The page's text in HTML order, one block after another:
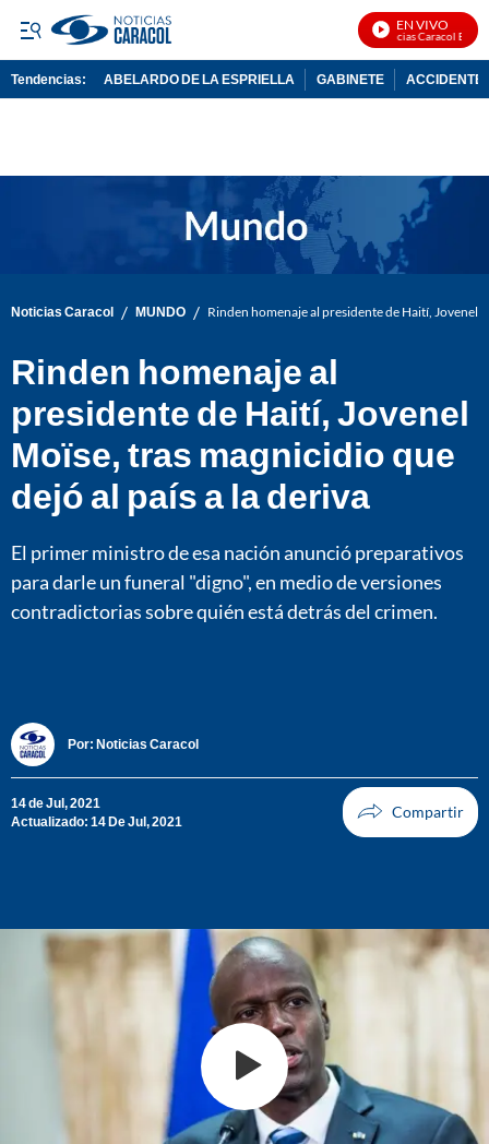
EN VIVO
Noticias Caracol En Vivo
Tendencias: ABELARDO DE LA ESPRIELLA GABINETE ACCIDENTE
Noticias Caracol / MUNDO / Rinden homenaje al presidente de Haití, Jovenel
Rinden homenaje al
presidente de Haití, Jovenel
Moïse, tras magnicidio que
dejó al país a la deriva
El primer ministro de esa nación anunció preparativos
para darle un funeral "digno", en medio de versiones
contradictorias sobre quién está detrás del crimen.
Por: Noticias Caracol
14 de Jul, 2021
Actualizado: 14 De Jul, 2021